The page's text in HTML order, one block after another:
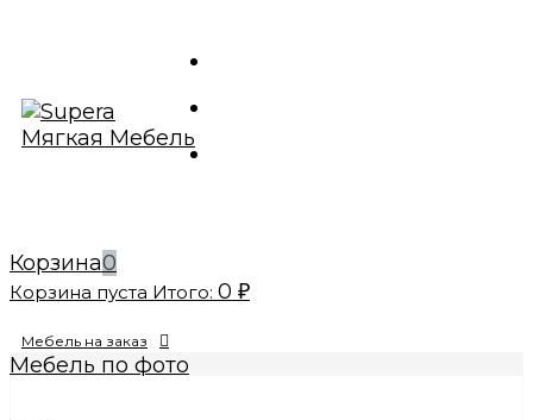
Корзина0
Корзина пуста Итого: 0 ₽
Мебель на заказ
Мебель по фото